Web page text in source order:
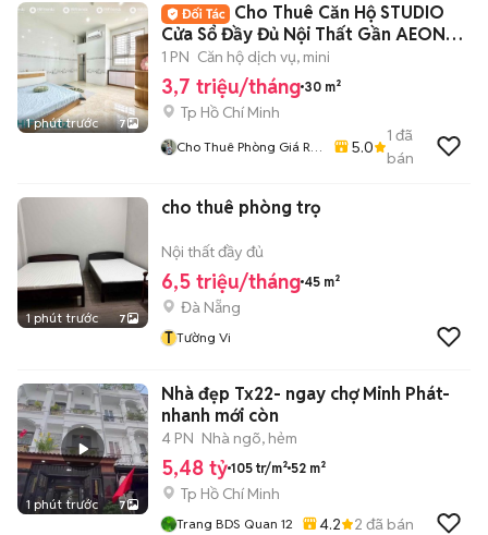
1 phút trước 7
Cho Thuê Căn Hộ STUDIO
Cửa Sổ Đầy Đủ Nội Thất Gần AEON
MALL Tân Phú
1 PN Căn hộ dịch vụ, mini
3,7 triệu/tháng 30 m²
Tp Hồ Chí Minh
Cho Thuê Phòng Giá Rẻ
5.0
1 đã
bán
1 phút trước 7
cho thuê phòng trọ
Nội thất đầy đủ
6,5 triệu/tháng 45 m²
Đà Nẵng
T Tường Vi
1 phút trước 7
Nhà đẹp Tx22- ngay chợ Minh Phát-
nhanh mới còn
4 PN Nhà ngõ, hẻm
5,48 tỷ 105 tr/m² 52 m²
Tp Hồ Chí Minh
Trang BDS Quan 12 4.2 2 đã bán